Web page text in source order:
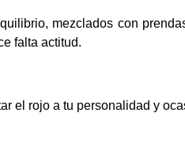
mezclados con
falta actitud.
el rojo a tu personalidad y